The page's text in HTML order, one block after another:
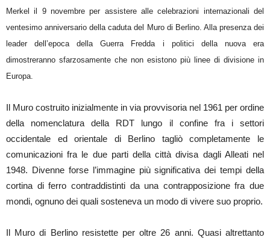
Merkel il 9 novembre per assistere alle celebrazioni internazionali del
ventesimo anniversario della caduta del Muro di Berlino. Alla presenza dei
leader dell’epoca della Guerra Fredda i politici della nuova era
dimostreranno sfarzosamente che non esistono più linee di divisione in
Europa.
Il Muro costruito inizialmente in via provvisoria nel 1961 per ordine
della nomenclatura della RDT lungo il confine fra i settori
occidentale ed orientale di Berlino tagliò completamente le
comunicazioni fra le due parti della città divisa dagli Alleati nel
1948. Divenne forse l’immagine più significativa dei tempi della
cortina di ferro contraddistinti da una contrapposizione fra due
mondi, ognuno dei quali sosteneva un modo di vivere suo proprio.
Il Muro di Berlino resistette per oltre 26 anni. Quasi altrettanto